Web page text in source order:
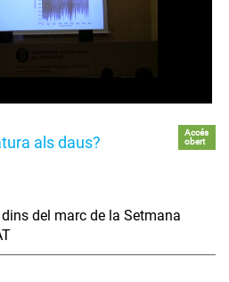
als daus?
Accés
obert
del marc de la Setmana